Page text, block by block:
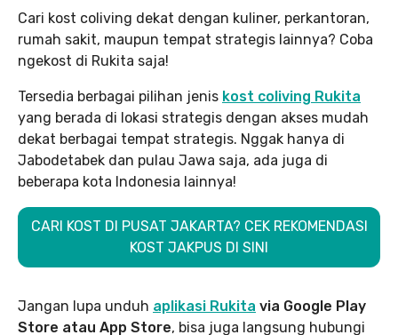
Cari kost coliving dekat dengan kuliner, perkantoran,
rumah sakit, maupun tempat strategis lainnya? Coba
ngekost di Rukita saja!
Tersedia berbagai pilihan jenis kost coliving Rukita
yang berada di lokasi strategis dengan akses mudah
dekat berbagai tempat strategis. Nggak hanya di
Jabodetabek dan pulau Jawa saja, ada juga di
beberapa kota Indonesia lainnya!
CARI KOST DI PUSAT JAKARTA? CEK REKOMENDASI
KOST JAKPUS DI SINI
Jangan lupa unduh aplikasi Rukita via Google Play
Store atau App Store, bisa juga langsung hubungi